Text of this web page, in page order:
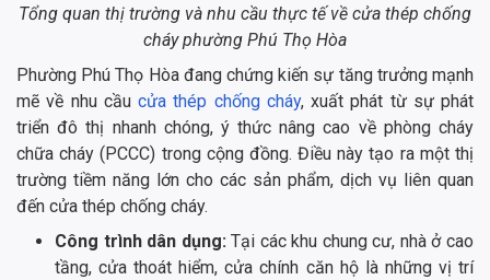
Tổng quan thị trường và nhu cầu thực tế về cửa thép chống
cháy phường Phú Thọ Hòa
Phường Phú Thọ Hòa đang chứng kiến sự tăng trưởng mạnh
mẽ về nhu cầu cửa thép chống cháy, xuất phát từ sự phát
triển đô thị nhanh chóng, ý thức nâng cao về phòng cháy
chữa cháy (PCCC) trong cộng đồng. Điều này tạo ra một thị
trường tiềm năng lớn cho các sản phẩm, dịch vụ liên quan
đến cửa thép chống cháy.
Công trình dân dụng:Tại các khu chung cư, nhà ở cao
tầng, cửa thoát hiểm, cửa chính căn hộ là những vị trí